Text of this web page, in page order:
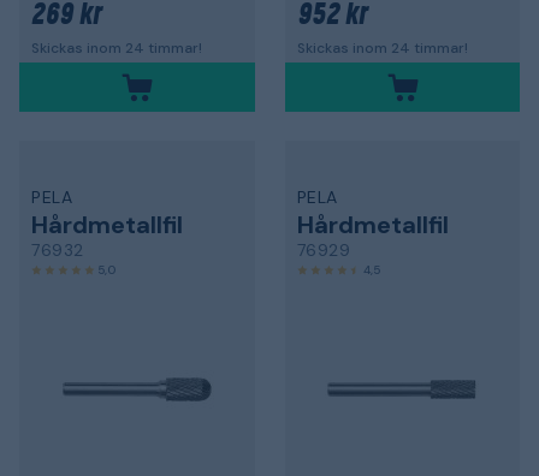
269 kr
Skickas inom 24 timmar!
952 kr
Skickas inom 24 timmar!
PELA
Hårdmetallfil
76932
5,0
PELA
Hårdmetallfil
76929
4,5